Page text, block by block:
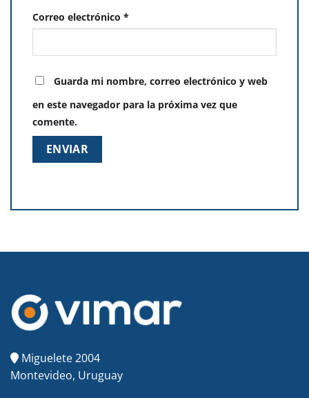
Correo electrónico *
Guarda mi nombre, correo electrónico y web
en este navegador para la próxima vez que
comente.
Miguelete 2004
Montevideo, Uruguay